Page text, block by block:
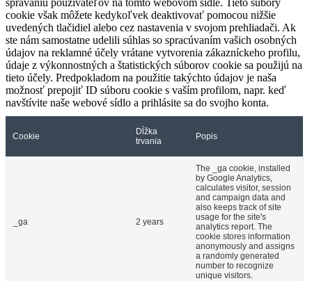
správaniu používateľov na tomto webovom sídle. Tieto súbory
cookie však môžete kedykoľvek deaktivovať pomocou nižšie
uvedených tlačidiel alebo cez nastavenia v svojom prehliadači. Ak
ste nám samostatne udelili súhlas so spracúvaním vašich osobných
údajov na reklamné účely vrátane vytvorenia zákazníckeho profilu,
údaje z výkonnostných a štatistických súborov cookie sa použijú na
tieto účely. Predpokladom na použitie takýchto údajov je naša
možnosť prepojiť ID súboru cookie s vaším profilom, napr. keď
navštívite naše webové sídlo a prihlásite sa do svojho konta.
Cookie
Dĺžka
trvania
Popis
_ga 2 years
The _ga cookie, installed
by Google Analytics,
calculates visitor, session
and campaign data and
also keeps track of site
usage for the site's
analytics report. The
cookie stores information
anonymously and assigns
a randomly generated
number to recognize
unique visitors.